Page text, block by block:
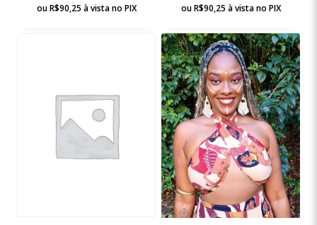
ou R$90,25 à vista no PIX
ou R$90,25 à vista no PIX